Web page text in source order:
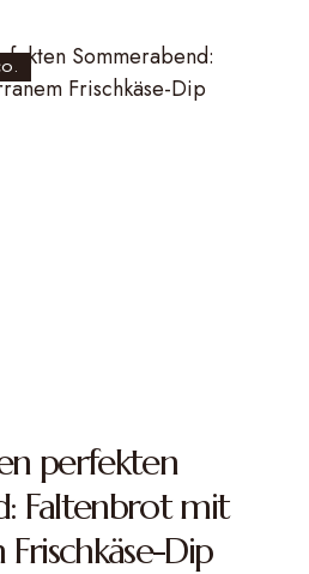
perfekten
Faltenbrot mit
Dip